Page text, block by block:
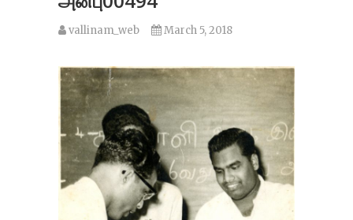
vallinam_web March 5, 2018